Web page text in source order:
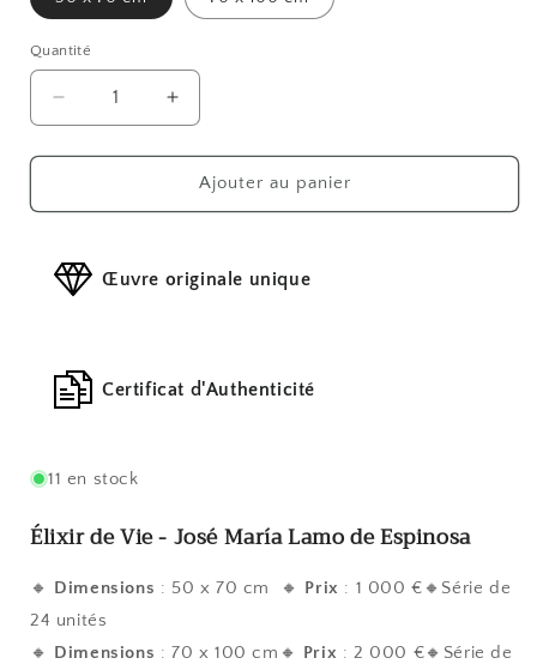
Quantité
Réduire
la
quantité
Élixir
Vie
Augmenter
la
quantité
Élixir
Ajouter au panier
Œuvre originale unique
Certificat d'Authenticité
11 en stock
Élixir de Vie - José María Lamo de Espinosa
🔸 Dimensions : 50 x 70 cm 🔸 Prix : 1 000 €🔸Série de
24 unités
🔸 Dimensions : 70 x 100 cm🔸 Prix : 2 000 €🔸Série de